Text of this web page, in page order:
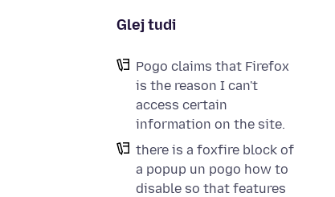
Glej tudi
Pogo claims that Firefox
is the reason I can't
access certain
information on the site.
there is a foxfire block of
a popup un pogo how to
disable so that features